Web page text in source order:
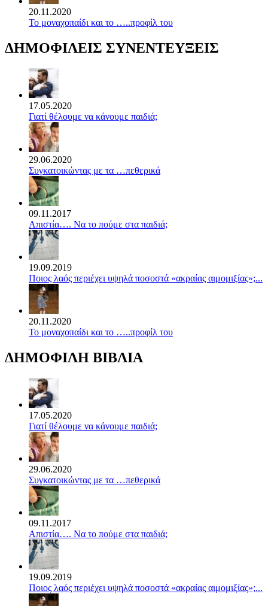
20.11.2020
Το μοναχοπαίδι και το …..προφίλ του
ΔΗΜΟΦΙΛΕΙΣ ΣΥΝΕΝΤΕΥΞΕΙΣ
17.05.2020
Γιατί θέλουμε να κάνουμε παιδιά;
29.06.2020
Συγκατοικώντας με τα …πεθερικά
09.11.2017
Απιστία…. Να το πούμε στα παιδιά;
19.09.2019
Ποιος λαός περιέχει υψηλά ποσοστά «ακραίας αιμομιξίας»;...
20.11.2020
Το μοναχοπαίδι και το …..προφίλ του
ΔΗΜΟΦΙΛΗ ΒΙΒΛΙΑ
17.05.2020
Γιατί θέλουμε να κάνουμε παιδιά;
29.06.2020
Συγκατοικώντας με τα …πεθερικά
09.11.2017
Απιστία…. Να το πούμε στα παιδιά;
19.09.2019
Ποιος λαός περιέχει υψηλά ποσοστά «ακραίας αιμομιξίας»;...